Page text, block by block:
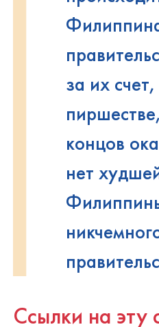
за их
концов
нет
Ссылки на эту